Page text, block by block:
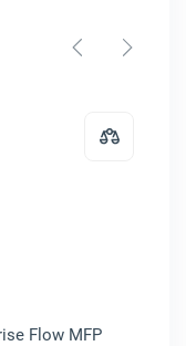
мм) струйный
товар: МФУ HP Inc.
Flow MFP